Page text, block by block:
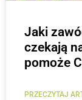
Jaki
czekają
pomoże
PRZECZYTAJ